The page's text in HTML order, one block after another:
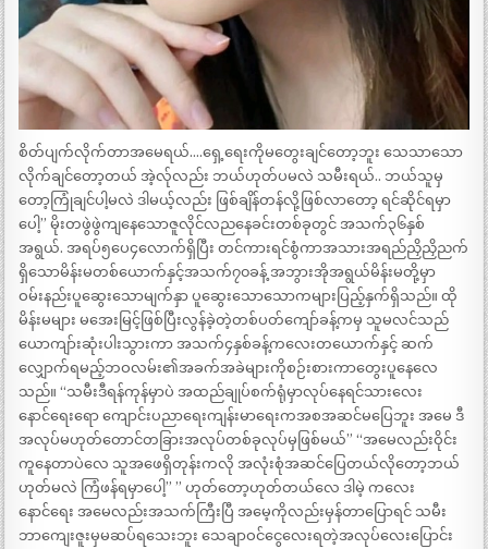
စိတ်ပျက်လိုက်တာအမေရယ်….ရှေ့ရေးကိုမတွေးချင်တော့ဘူး သေသာသော
လိုက်ချင်တော့တယ် အဲ့လ်ုလည်း ဘယ်ဟုတ်ပမလဲ သမီးရယ်.. ဘယ်သူမှ
တော့ကြုံချင်ပါ့မလဲ ဒါမယ့်လည်း ဖြစ်ချိန်တန်လို့ဖြစ်လာတော့ ရင်ဆိုင်ရမှာ
ပေါ့” မိုးတဖွဲဖွဲကျနေသောဇူလိုင်လညနေခင်းတစ်ခုတွင် အသက်၃၆နှစ်
အရွယ်. အရပ်၅ပေ၄လောက်ရှိပြီး တင်ကားရင်စွံကာအသားအရည်ညှိညှိညက်
ရှိသောမိန်းမတစ်ယောက်နှင့်အသက်၇၀ခန့် အဘွားအိုအရွယ်မိန်းမတို့မှာ
ဝမ်းနည်းပူဆွေးသောမျက်နှာ ပူဆွေးသောသောကများပြည့်နှက်ရှိသည်။ ထို
မိန်းမများ မအေးမြင့်ဖြစ်ပြီးလွန်ခဲ့တဲ့တစ်ပတ်ကျော်ခန့်ကမှ သူမလင်သည်
ယောကျာ်းဆုံးပါးသွားကာ အသက်၄နှစ်ခန့်ကလေးတယောက်နှင့် ဆက်
လျှောက်ရမည့်ဘဝလမ်း၏အခက်အခဲများကိုစဉ်းစားကာတွေးပူနေလေ
သည်။ “သမီးဒီရန်ကုန်မှာပဲ အထည်ချုပ်စက်ရုံမှာလုပ်နေရင်သားလေး
နောင်ရေးရော ကျောင်းပညာရေးကျန်းမာရေးကအစအဆင်မပြေဘူး အမေ ဒီ
အလုပ်မဟုတ်တောင်တခြားအလုပ်တစ်ခုလုပ်မှဖြစ်မယ်” “အမေလည်းဝိုင်း
ကူနေတာပဲလေ သူအဖေရှိတုန်းကလို အလုံးစုံအဆင်ပြေတယ်လိုတော့ဘယ်
ဟုတ်မလဲ ကြံဖန်ရမှာပေါ့” ” ဟုတ်တော့ဟုတ်တယ်လေ ဒါမဲ့ ကလေး
နောင်ရေး အမေလည်းအသက်ကြီးပြီ အမေ့ကိုလည်းမှန်တာပြောရင် သမီး
ဘာကျေးဇူးမှမဆပ်ရသေးဘူး သေချာဝင်ငွေလေးရတဲ့အလုပ်လေးပြောင်း